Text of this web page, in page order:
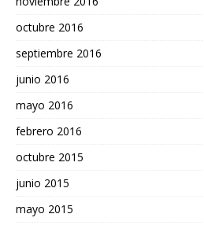
octubre 2016
septiembre 2016
junio 2016
mayo 2016
febrero 2016
octubre 2015
junio 2015
mayo 2015